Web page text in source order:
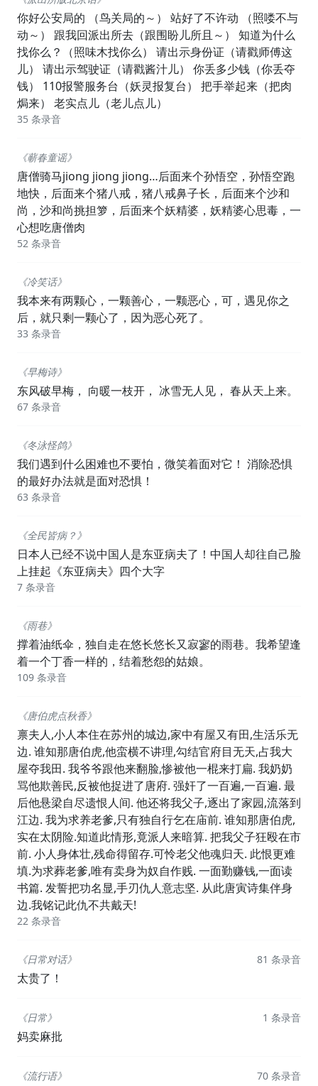
你好公安局的 （鸟关局的～） 站好了不许动 （照喽不与
动～） 跟我回派出所去（跟围盼儿所且～） 知道为什么
找你么？（照味木找你么） 请出示身份证（请戳师傅这
儿） 请出示驾驶证（请戳酱汁儿） 你丢多少钱（你丢夺
钱） 110报警服务台（妖灵报复台） 把手举起来（把肉
焗来） 老实点儿（老儿点儿）
35 条录音
《蕲春童谣》
唐僧骑马jiong jiong jiong…后面来个孙悟空，孙悟空跑
地快，后面来个猪八戒，猪八戒鼻子长，后面来个沙和
尚，沙和尚挑担箩，后面来个妖精婆，妖精婆心思毒，一
心想吃唐僧肉
52 条录音
《冷笑话》
我本来有两颗心，一颗善心，一颗恶心，可，遇见你之
后，就只剩一颗心了，因为恶心死了。
33 条录音
《早梅诗》
东风破早梅， 向暖一枝开， 冰雪无人见， 春从天上来。
67 条录音
《冬泳怪鸽》
我们遇到什么困难也不要怕，微笑着面对它！ 消除恐惧
的最好办法就是面对恐惧！
63 条录音
《全民皆病？》
日本人已经不说中国人是东亚病夫了！中国人却往自己脸
上挂起《东亚病夫》四个大字
7 条录音
《雨巷》
撑着油纸伞，独自走在悠长悠长又寂寥的雨巷。我希望逢
着一个丁香一样的，结着愁怨的姑娘。
109 条录音
《唐伯虎点秋香》
禀夫人,小人本住在苏州的城边,家中有屋又有田,生活乐无
边. 谁知那唐伯虎,他蛮横不讲理,勾结官府目无天,占我大
屋夺我田. 我爷爷跟他来翻脸,惨被他一棍来打扁. 我奶奶
骂他欺善民,反被他捉进了唐府. 强奸了一百遍,一百遍. 最
后他悬梁自尽遗恨人间. 他还将我父子,逐出了家园,流落到
江边. 我为求养老爹,只有独自行乞在庙前. 谁知那唐伯虎,
实在太阴险.知道此情形,竟派人来暗算. 把我父子狂殴在市
前. 小人身体壮,残命得留存.可怜老父他魂归天. 此恨更难
填.为求葬老爹,唯有卖身为奴自作贱. 一面勤赚钱,一面读
书篇. 发誓把功名显,手刃仇人意志坚. 从此唐寅诗集伴身
边.我铭记此仇不共戴天!
22 条录音
《日常对话》
太贵了！
81 条录音
《日常》
妈卖麻批
1 条录音
《流行语》 70 条录音